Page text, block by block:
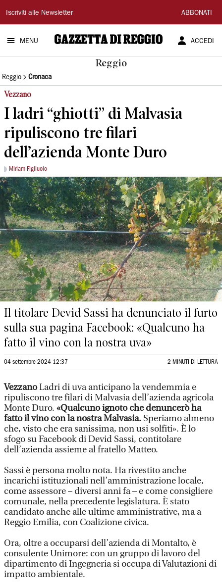
Gazzetta
di
Reggio
Iscriviti alle Newsletter ABBONATI
MENU ACCEDI
Reggio
Reggio Cronaca
Vezzano
I ladri “ghiotti” di Malvasia
ripuliscono tre filari
dell’azienda Monte Duro
Miriam Figliuolo
Il titolare Devid Sassi ha denunciato il furto
sulla sua pagina Facebook: «Qualcuno ha
fatto il vino con la nostra uva»
04 settembre 2024 12:37 2 MINUTI DI LETTURA
VezzanoLadri di uva anticipano la vendemmia e
ripuliscono tre filari di Malvasia dell’azienda agricola
Monte Duro. «Qualcuno ignoto che denuncerò ha
fatto il vino con la nostra Malvasia. Speriamo almeno
che, visto che era sanissima, non usi solfiti». È lo
sfogo su Facebook di Devid Sassi, contitolare
dell’azienda assieme al fratello Matteo.
Sassi è persona molto nota. Ha rivestito anche
incarichi istituzionali nell’amministrazione locale,
come assessore – diversi anni fa – e come consigliere
comunale, nella precedente legislatura. È stato
candidato anche alle ultime amministrative, ma a
Reggio Emilia, con Coalizione civica.
Ora, oltre a occuparsi dell’azienda di Montalto, è
consulente Unimore: con un gruppo di lavoro del
dipartimento di Ingegneria si occupa di Valutazioni di
impatto ambientale.